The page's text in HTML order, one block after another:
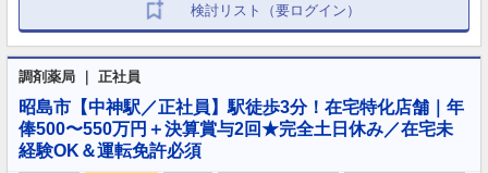
検討リスト（要ログイン）
調剤薬局 ｜ 正社員
昭島市【中神駅／正社員】駅徒歩3分！在宅特化店舗｜年
俸500〜550万円＋決算賞与2回★完全土日休み／在宅未
経験OK＆運転免許必須